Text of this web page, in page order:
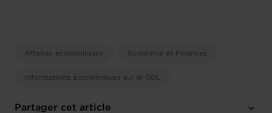
Affaires économiques Economie et Finances
Informations économiques sur le GDL
Partager cet article